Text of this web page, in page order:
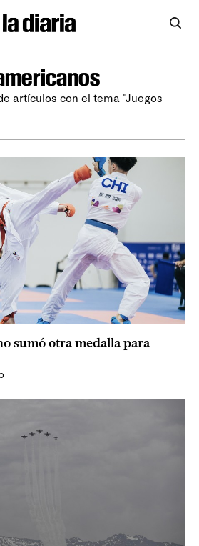
artículos con el tema "Juegos
sumó otra medalla para